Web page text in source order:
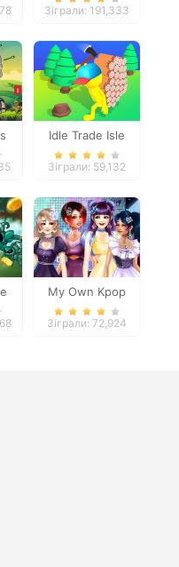
Зіграли: 191,333
Idle Trade Isle
Зіграли: 59,132
My Own Kpop
Band
Зіграли: 72,924